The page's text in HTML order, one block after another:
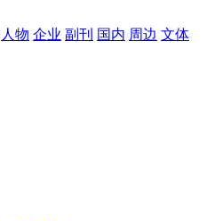
人物 企业 副刊 国内 周边 文体